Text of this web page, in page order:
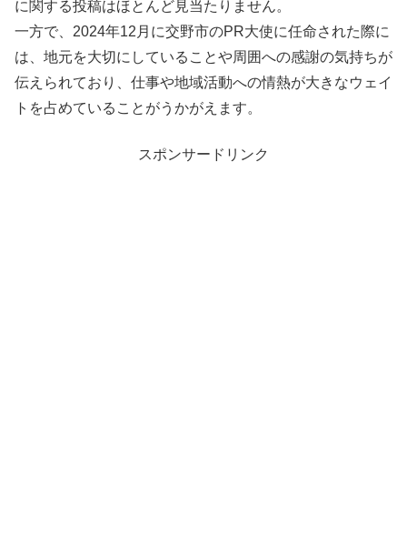
に関する投稿はほとんど見当たりません。
一方で、2024年12月に交野市のPR大使に任命された際に
は、地元を大切にしていることや周囲への感謝の気持ちが
伝えられており、仕事や地域活動への情熱が大きなウェイ
トを占めていることがうかがえます。
スポンサードリンク